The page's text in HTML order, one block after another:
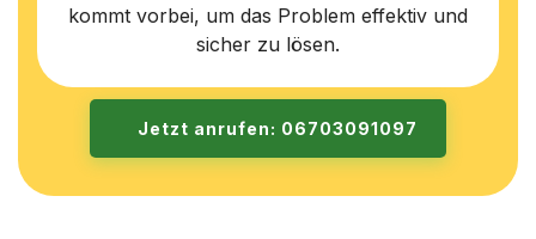
kommt vorbei, um das Problem effektiv und
sicher zu lösen.
Jetzt anrufen: 06703091097